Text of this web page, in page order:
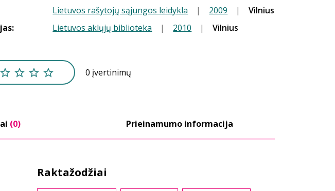
Lietuvos rašytojų sąjungos leidykla | 2009 |
Vilnius
Lietuvos aklųjų biblioteka | 2010 | Vilnius
0 įvertinimų
(0) Prieinamumo informacija
Raktažodžiai